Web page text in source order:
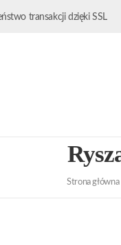
transakcji dzięki SSL
Strona główna